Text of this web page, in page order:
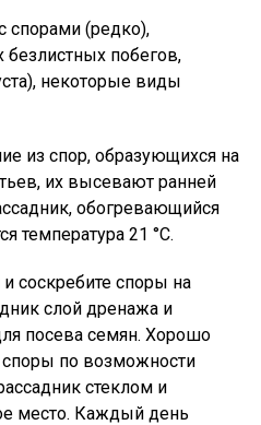
(редко),
побегов,
некоторые виды
из спор, образующихся на
их высевают ранней
обогревающийся
температура 21 °С.
соскребите споры на
слой дренажа и
посева семян. Хорошо
споры по возможности
стеклом и
место. Каждый день